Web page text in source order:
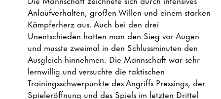
Anlaufverhalten, großen Willen und einem starken
Kämpferherz aus. Auch bei den drei
Unentschieden hatten man den Sieg vor Augen
und musste zweimal in den Schlussminuten den
Ausgleich hinnehmen. Die Mannschaft war sehr
lernwillig und versuchte die taktischen
Trainingsschwerpunkte des Angriffs Pressings, der
Spieleröffnung und des Spiels im letzten Drittel